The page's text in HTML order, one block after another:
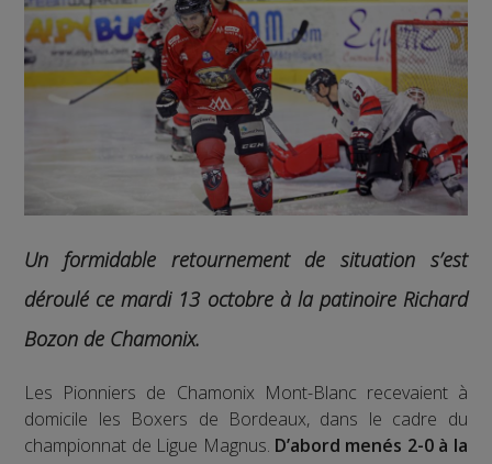
Un formidable retournement de situation s’est
déroulé ce mardi 13 octobre à la patinoire Richard
Bozon de Chamonix.
Les Pionniers de Chamonix Mont-Blanc recevaient à
domicile les Boxers de Bordeaux, dans le cadre du
championnat de Ligue Magnus. D’abord menés 2-0 à la